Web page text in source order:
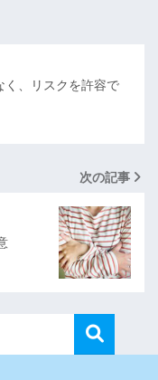
く、リスクを許容で
次の記事